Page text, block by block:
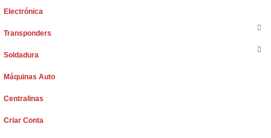
Electrónica
Transponders
Soldadura
Máquinas Auto
Centralinas
Criar Conta